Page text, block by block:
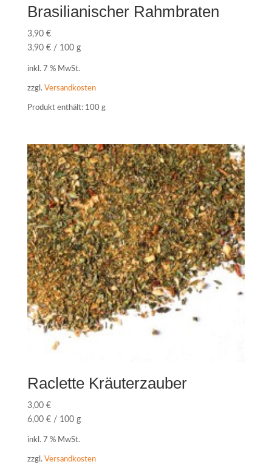
Brasilianischer Rahmbraten
3,90 €
3,90 €/ 100 g
inkl. 7 % MwSt.
zzgl. Versandkosten
Produkt enthält: 100 g
Raclette Kräuterzauber
3,00 €
6,00 €/ 100 g
inkl. 7 % MwSt.
zzgl. Versandkosten